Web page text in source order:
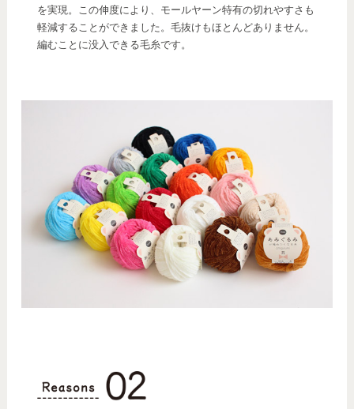
を実現。この伸度により、モールヤーン特有の切れやすさも
軽減することができました。毛抜けもほとんどありません。
編むことに没入できる毛糸です。